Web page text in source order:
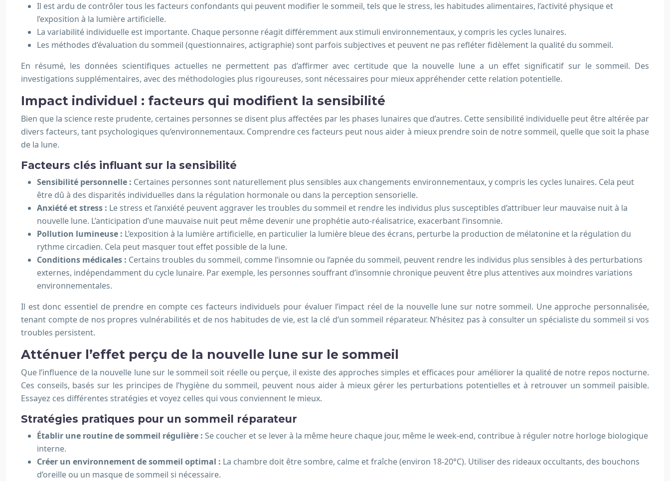
Il est ardu de contrôler tous les facteurs confondants qui peuvent modifier le sommeil, tels que le stress, les habitudes alimentaires, l’activité physique et
l’exposition à la lumière artificielle.
La variabilité individuelle est importante. Chaque personne réagit différemment aux stimuli environnementaux, y compris les cycles lunaires.
Les méthodes d’évaluation du sommeil (questionnaires, actigraphie) sont parfois subjectives et peuvent ne pas refléter fidèlement la qualité du sommeil.
En résumé, les données scientifiques actuelles ne permettent pas d’affirmer avec certitude que la nouvelle lune a un effet significatif sur le sommeil. Des
investigations supplémentaires, avec des méthodologies plus rigoureuses, sont nécessaires pour mieux appréhender cette relation potentielle.
Impact individuel : facteurs qui modifient la sensibilité
Bien que la science reste prudente, certaines personnes se disent plus affectées par les phases lunaires que d’autres. Cette sensibilité individuelle peut être altérée par
divers facteurs, tant psychologiques qu’environnementaux. Comprendre ces facteurs peut nous aider à mieux prendre soin de notre sommeil, quelle que soit la phase
de la lune.
Facteurs clés influant sur la sensibilité
Sensibilité personnelle : Certaines personnes sont naturellement plus sensibles aux changements environnementaux, y compris les cycles lunaires. Cela peut
être dû à des disparités individuelles dans la régulation hormonale ou dans la perception sensorielle.
Anxiété et stress : Le stress et l’anxiété peuvent aggraver les troubles du sommeil et rendre les individus plus susceptibles d’attribuer leur mauvaise nuit à la
nouvelle lune. L’anticipation d’une mauvaise nuit peut même devenir une prophétie auto-réalisatrice, exacerbant l’insomnie.
Pollution lumineuse : L’exposition à la lumière artificielle, en particulier la lumière bleue des écrans, perturbe la production de mélatonine et la régulation du
rythme circadien. Cela peut masquer tout effet possible de la lune.
Conditions médicales : Certains troubles du sommeil, comme l’insomnie ou l’apnée du sommeil, peuvent rendre les individus plus sensibles à des perturbations
externes, indépendamment du cycle lunaire. Par exemple, les personnes souffrant d’insomnie chronique peuvent être plus attentives aux moindres variations
environnementales.
Il est donc essentiel de prendre en compte ces facteurs individuels pour évaluer l’impact réel de la nouvelle lune sur notre sommeil. Une approche personnalisée,
tenant compte de nos propres vulnérabilités et de nos habitudes de vie, est la clé d’un sommeil réparateur. N’hésitez pas à consulter un spécialiste du sommeil si vos
troubles persistent.
Atténuer l’effet perçu de la nouvelle lune sur le sommeil
Que l’influence de la nouvelle lune sur le sommeil soit réelle ou perçue, il existe des approches simples et efficaces pour améliorer la qualité de notre repos nocturne.
Ces conseils, basés sur les principes de l’hygiène du sommeil, peuvent nous aider à mieux gérer les perturbations potentielles et à retrouver un sommeil paisible.
Essayez ces différentes stratégies et voyez celles qui vous conviennent le mieux.
Stratégies pratiques pour un sommeil réparateur
Établir une routine de sommeil régulière : Se coucher et se lever à la même heure chaque jour, même le week-end, contribue à réguler notre horloge biologique
interne.
Créer un environnement de sommeil optimal : La chambre doit être sombre, calme et fraîche (environ 18-20°C). Utiliser des rideaux occultants, des bouchons
d’oreille ou un masque de sommeil si nécessaire.